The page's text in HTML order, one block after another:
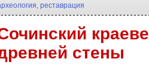
, реставрация
стены